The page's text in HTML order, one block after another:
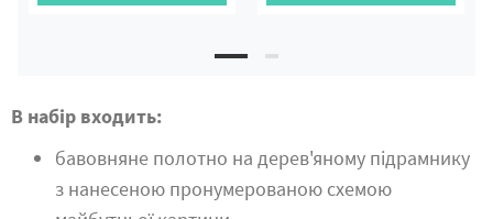
В набір входить:
бавовняне полотно на дерев'яному підрамнику
з нанесеною пронумерованою схемою